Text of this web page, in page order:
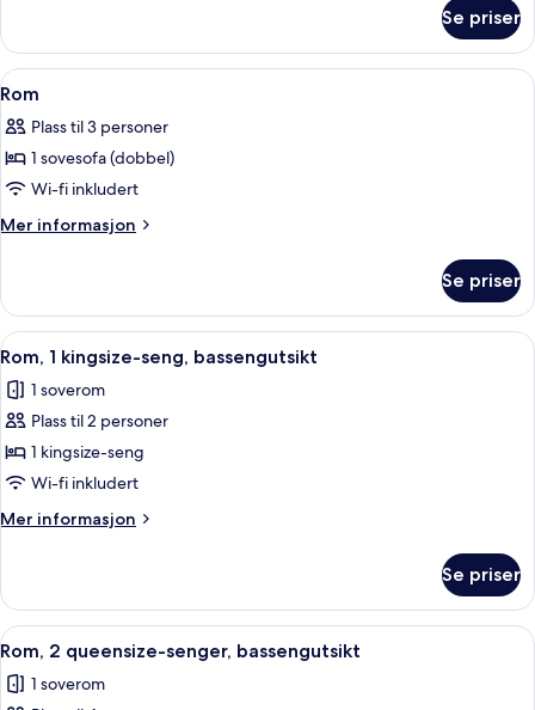
1
kingsize-
seng
Se priser
Åpne
alle
bildene
av
Rom
Sengetøy av topp kvalitet, safe på
7
Rom
Plass til 3 personer
1 sovesofa (dobbel)
Wi-fi inkludert
Mer informasjon
Mer
Se priser
Åpne
alle
bildene
av
Rom,
1
kingsize-
seng,
Sengetøy av topp kvalitet, safe på
3
Rom, 1 kingsize-seng, bassengutsikt
1 soverom
Plass til 2 personer
1 kingsize-seng
Wi-fi inkludert
Mer informasjon
Mer
1
kingsize-
seng,
bassengutsikt
Se priser
Åpne
alle
bildene
Sengetøy av topp kvalitet, safe på
4
Rom, 2 queensize-senger, bassengutsikt
1 soverom